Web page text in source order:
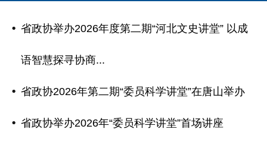
省政协举办2026年度第二期“河北文史讲堂” 以成
语智慧探寻协商...
省政协2026年第二期“委员科学讲堂”在唐山举办
省政协举办2026年“委员科学讲堂”首场讲座